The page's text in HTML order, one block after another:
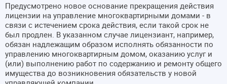
Предусмотрено новое основание прекращения действия
лицензии на управление многоквартирными домами - в
связи с истечением срока действия, если такой срок не
был продлен. В указанном случае лицензиант, например,
обязан надлежащим образом исполнять обязанности по
управлению многоквартирным домом, оказанию услуг и
(или) выполнению работ по содержанию и ремонту общего
имущества до возникновения обязательств у новой